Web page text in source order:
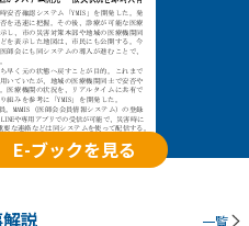
E-ブックを見る
説 一覧